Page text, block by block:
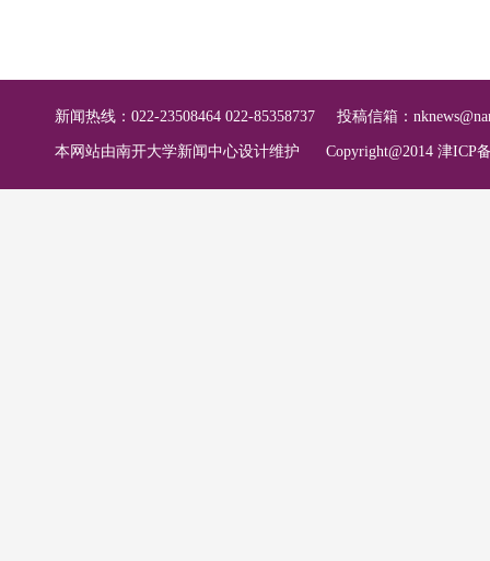
新闻热线：022-23508464 022-85358737 投稿信箱：
本网站由南开大学新闻中心设计维护 Copyright@2014 津ICP